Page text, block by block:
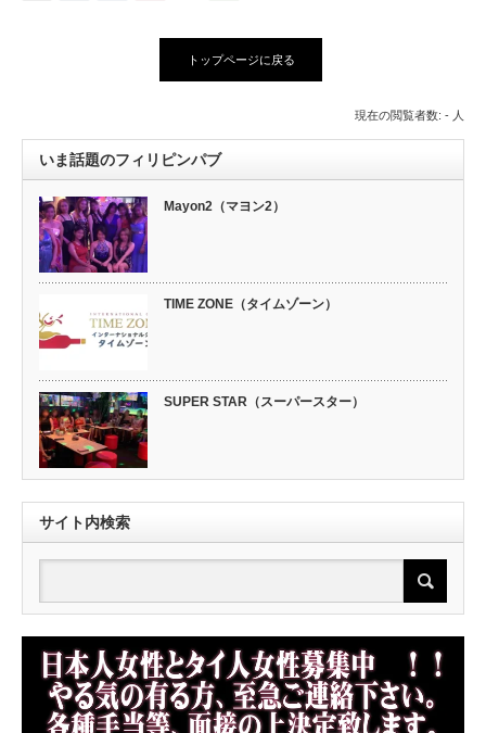
トップページに戻る
現在の閲覧者数: - 人
いま話題のフィリピンパブ
Mayon2（マヨン2）
TIME ZONE（タイムゾーン）
SUPER STAR（スーパースター）
サイト内検索